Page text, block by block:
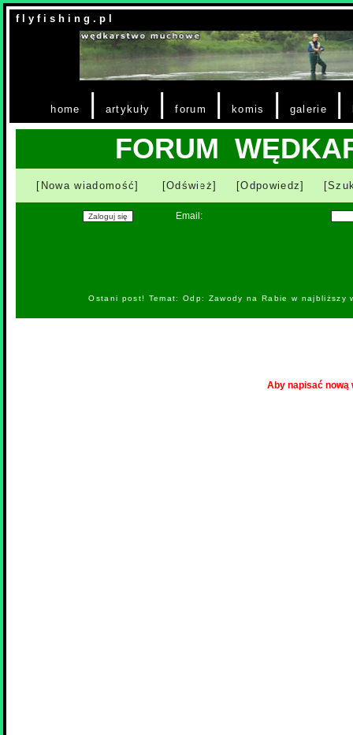
f l y f i s h i n g . p l
home | artykuły |forum | komis | galerie |
FORUM
[Nowa wiadomość] [Odśwież] [Odpowiedz]
Email:
Ostani post! Temat: Odp: Zawody na Rabie w
Aby napisać nową